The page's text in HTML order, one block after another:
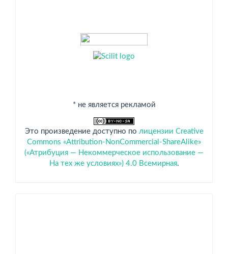
* не является рекламой
Это произведение доступно по лицензии Creative
Commons «Attribution-NonCommercial-ShareAlike»
(«Атрибуция — Некоммерческое использование —
На тех же условиях») 4.0 Всемирная.